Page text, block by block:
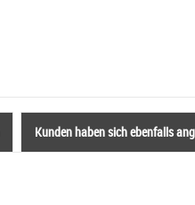
Kunden haben sich ebenfalls